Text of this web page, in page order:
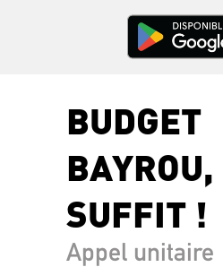
BUDGET
BAYROU,
SUFFIT !
Appel unitaire